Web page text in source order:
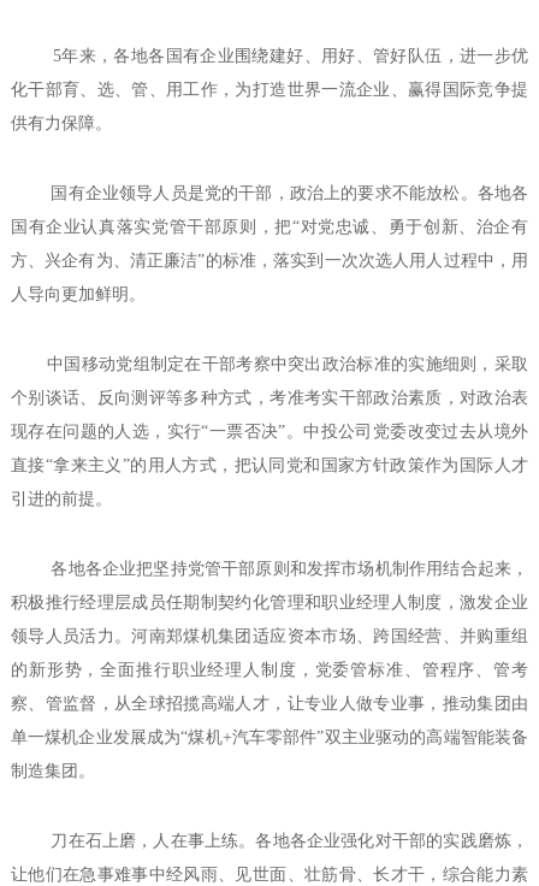
5年来，各地各国有企业围绕建好、用好、管好队伍，进一步优
化干部育、选、管、用工作，为打造世界一流企业、赢得国际竞争提
供有力保障。
国有企业领导人员是党的干部，政治上的要求不能放松。各地各
国有企业认真落实党管干部原则，把“对党忠诚、勇于创新、治企有
方、兴企有为、清正廉洁”的标准，落实到一次次选人用人过程中，用
人导向更加鲜明。
中国移动党组制定在干部考察中突出政治标准的实施细则，采取
个别谈话、反向测评等多种方式，考准考实干部政治素质，对政治表
现存在问题的人选，实行“一票否决”。中投公司党委改变过去从境外
直接“拿来主义”的用人方式，把认同党和国家方针政策作为国际人才
引进的前提。
各地各企业把坚持党管干部原则和发挥市场机制作用结合起来，
积极推行经理层成员任期制契约化管理和职业经理人制度，激发企业
领导人员活力。河南郑煤机集团适应资本市场、跨国经营、并购重组
的新形势，全面推行职业经理人制度，党委管标准、管程序、管考
察、管监督，从全球招揽高端人才，让专业人做专业事，推动集团由
单一煤机企业发展成为“煤机+汽车零部件”双主业驱动的高端智能装备
制造集团。
刀在石上磨，人在事上练。各地各企业强化对干部的实践磨炼，
让他们在急事难事中经风雨、见世面、壮筋骨、长才干，综合能力素